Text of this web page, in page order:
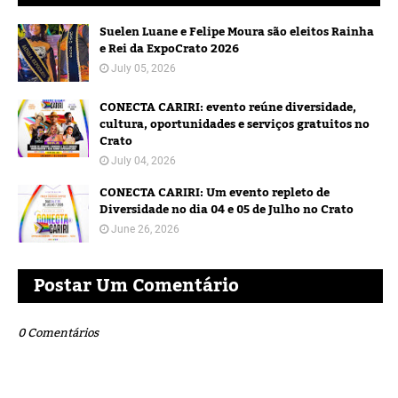
Suelen Luane e Felipe Moura são eleitos Rainha
e Rei da ExpoCrato 2026
July 05, 2026
CONECTA CARIRI: evento reúne diversidade,
cultura, oportunidades e serviços gratuitos no
Crato
July 04, 2026
CONECTA CARIRI: Um evento repleto de
Diversidade no dia 04 e 05 de Julho no Crato
June 26, 2026
Postar Um Comentário
0 Comentários